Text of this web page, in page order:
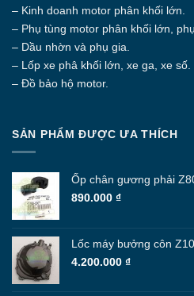
– Kinh doanh motor phân khối lớn.
– Phụ tùng motor phân khối lớn,
– Dầu nhờn và phụ gia.
– Lốp xe phâ khối lớn, xe ga, xe số.
– Đồ bảo hộ motor.
SẢN PHẨM ĐƯỢC ƯA THÍCH
Ốp chân gương phải
890.000 ₫
Lốc máy bưởng côn
4.200.000 ₫